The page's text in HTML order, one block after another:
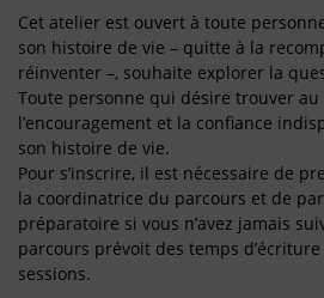
Cet atelier est ouvert à toute
son histoire de vie – quitte à la
réinventer –, souhaite explorer la
Toute personne qui désire trouver au
l’encouragement et la confiance
son histoire de vie.
Pour s’inscrire, il est nécessaire de
la coordinatrice du parcours et de
préparatoire si vous n’avez jamais
parcours prévoit des temps
sessions.